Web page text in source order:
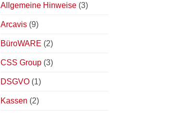
Allgemeine Hinweise(3)
Arcavis(9)
BüroWARE (2)
CSS Group(3)
DSGVO(1)
Kassen (2)